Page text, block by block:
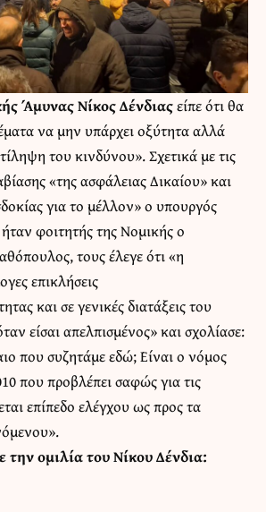
Άμυνας Νίκος Δένδιαςείπε ότι θα
να μην υπάρχει οξύτητα αλλά
του κινδύνου». Σχετικά με τις
«της ασφάλειας Δικαίου» και
για το μέλλον» ο υπουργός
φοιτητής της Νομικής ο
τους έλεγε ότι «η
επικλήσεις
και σε γενικές διατάξεις του
είσαι απελπισμένος» και σχολίασε:
που συζητάμε εδώ; Είναι ο νόμος
που προβλέπει σαφώς για τις
επίπεδο ελέγχου ως προς τα
την ομιλία του Νίκου Δένδια: